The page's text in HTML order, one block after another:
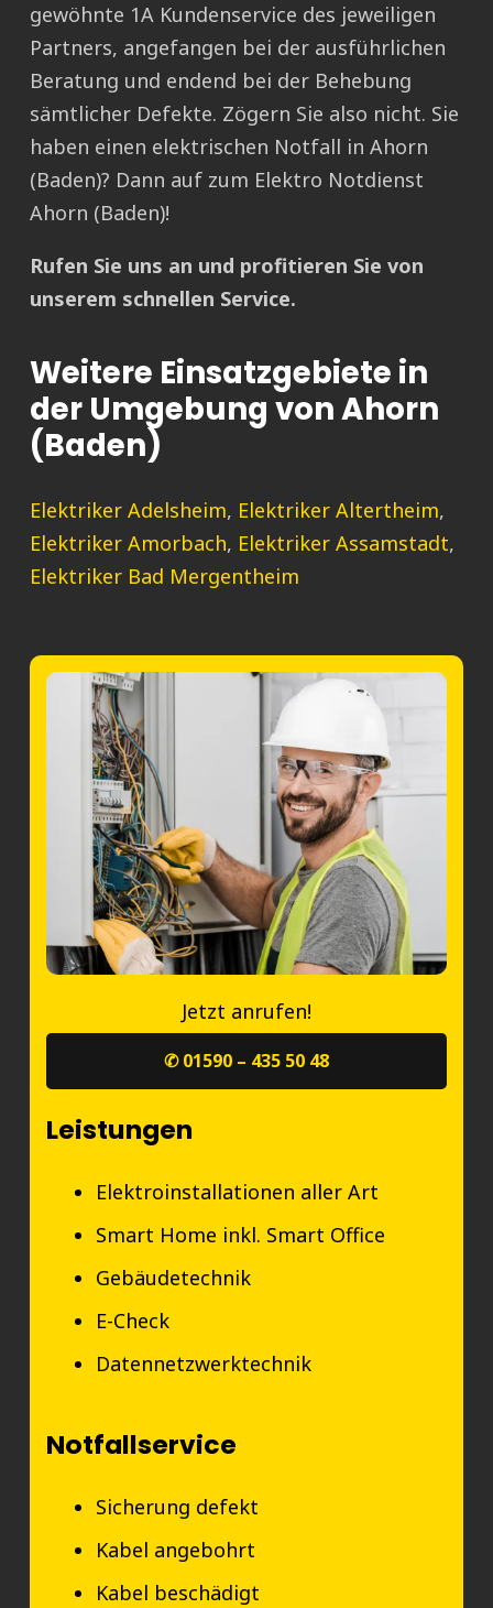
gewöhnte 1A Kundenservice des jeweiligen
Partners, angefangen bei der ausführlichen
Beratung und endend bei der Behebung
sämtlicher Defekte. Zögern Sie also nicht. Sie
haben einen elektrischen Notfall in Ahorn
(Baden)? Dann auf zum Elektro Notdienst
Ahorn (Baden)!
Rufen Sie uns an und profitieren Sie von
unserem schnellen Service.
Weitere Einsatzgebiete in
der Umgebung von Ahorn
(Baden)
Elektriker Adelsheim, Elektriker Altertheim,
Elektriker Amorbach, Elektriker Assamstadt,
Elektriker Bad Mergentheim
Jetzt anrufen!
✆ 01590 – 435 50 48
Leistungen
Elektroinstallationen aller Art
Smart Home inkl. Smart Office
Gebäudetechnik
E-Check
Datennetzwerktechnik
Notfallservice
Sicherung defekt
Kabel angebohrt
Kabel beschädigt